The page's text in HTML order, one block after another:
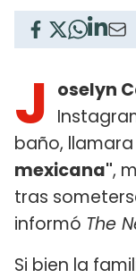
J oselyn
baño,
mexicana",
tras
informó The
Si bien la